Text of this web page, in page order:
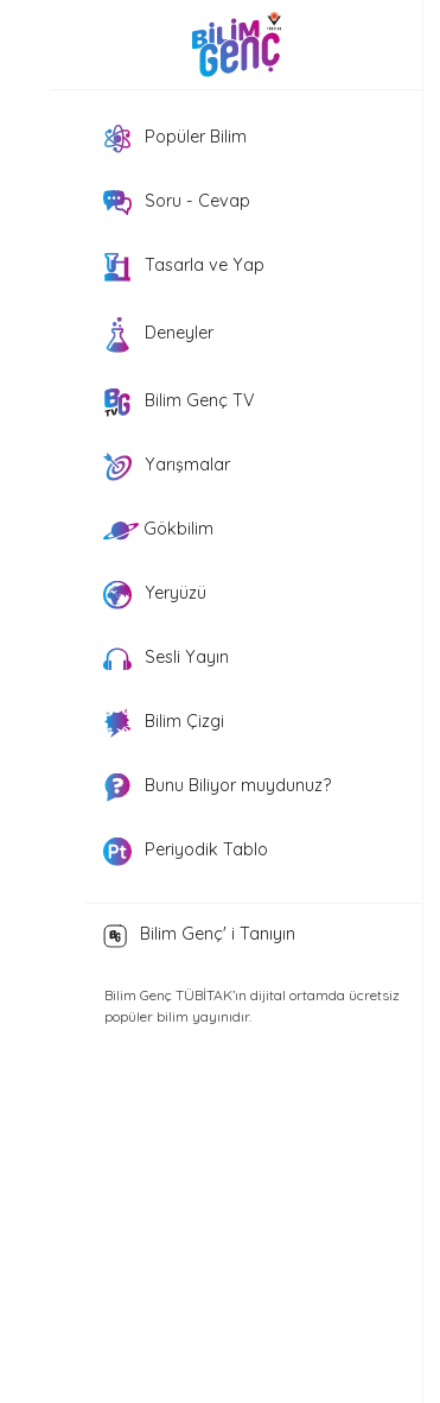
Popüler Bilim
Soru - Cevap
Tasarla ve Yap
Deneyler
Bilim Genç TV
Yarışmalar
Gökbilim
Yeryüzü
Sesli Yayın
Bilim Çizgi
Bunu Biliyor muydunuz?
Periyodik Tablo
Bilim Genç' i Tanıyın
Bilim Genç TÜBİTAK’ın dijital ortamda ücretsiz
popüler bilim yayınıdır.